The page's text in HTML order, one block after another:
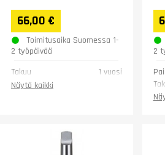
66,00 €
Toimitusaika Suomessa 1-
2 työpäivää
Takuu
1 vuosi
Näytä kaikki
2